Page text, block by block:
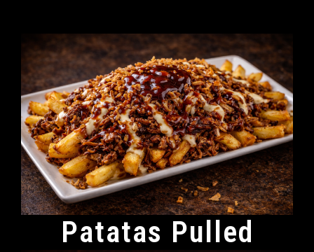
Patatas Pulled